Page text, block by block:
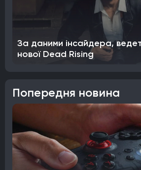
За даними інсайдера,
нової Dead Rising
Попередня новина